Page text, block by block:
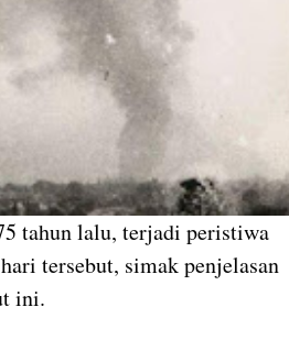
tahun lalu, terjadi peristiwa
tersebut, simak penjelasan
ini.